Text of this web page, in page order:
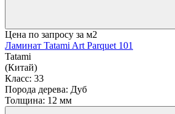
Цена по запросу за м2
Ламинат Tatami Art Parquet 101
Tatami
(Китай)
Класс: 33
Порода дерева: Дуб
Толщина: 12 мм